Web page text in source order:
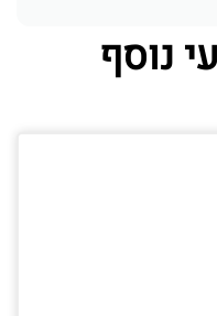
נוסף